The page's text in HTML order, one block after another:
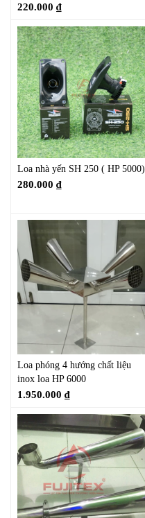
220.000 ₫
Loa nhà yến SH 250 ( HP 5000)
280.000 ₫
Loa phóng 4 hướng chất liệu
inox loa HP 6000
1.950.000 ₫